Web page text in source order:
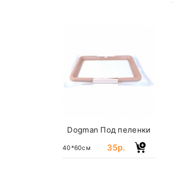
Dogman Под пеленки
40*60см 35р.